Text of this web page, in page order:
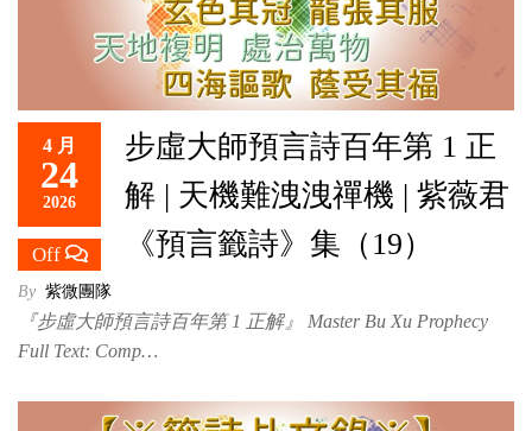
4 月
24
2026
Off
步虛大師預言詩百年第 1 正
解 | 天機難洩洩禪機 | 紫薇君
《預言籤詩》集（19）
By 紫微團隊
『步虛大師預言詩百年第 1 正解』 Master Bu Xu Prophecy
Full Text: Comp…